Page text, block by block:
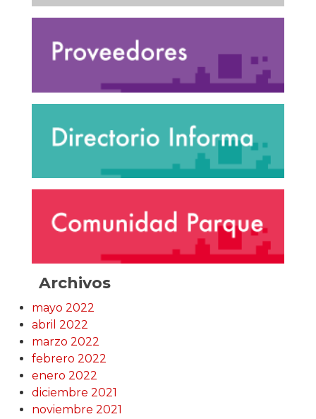
Archivos
mayo 2022
abril 2022
marzo 2022
febrero 2022
enero 2022
diciembre 2021
noviembre 2021